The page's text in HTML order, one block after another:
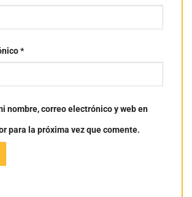
*
nombre, correo electrónico y web en
para la próxima vez que comente.